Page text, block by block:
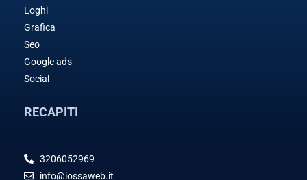
Loghi
Grafica
Seo
Google ads
Social
RECAPITI
3206052969
info@iossaweb.it